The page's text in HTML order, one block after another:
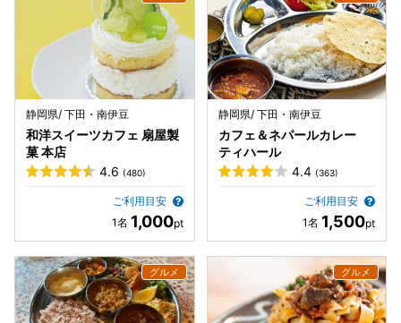
静岡県/ 下田・南伊豆
和洋スイーツカフェ 扇屋製
菓 本店
4.6 (480)
ご利用目安
1,000
静岡県/ 下田・南伊豆
カフェ＆ネパールカレー
ティハール
4.4 (363)
ご利用目安
1,500